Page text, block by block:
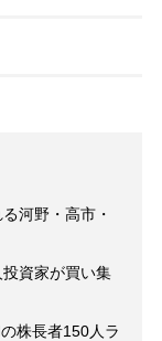
河野・高市・
投資家が買い集
株長者150人ラ